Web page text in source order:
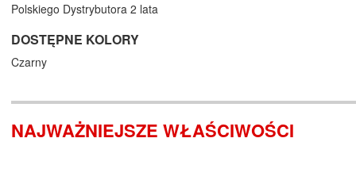
Polskiego Dystrybutora 2 lata
DOSTĘPNE KOLORY
Czarny
NAJWAŻNIEJSZE WŁAŚCIWOŚCI